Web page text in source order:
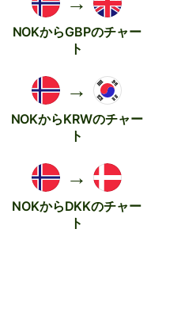
NOKからGBPのチャー
ト
→
NOKからKRWのチャー
ト
→
NOKからDKKのチャー
ト